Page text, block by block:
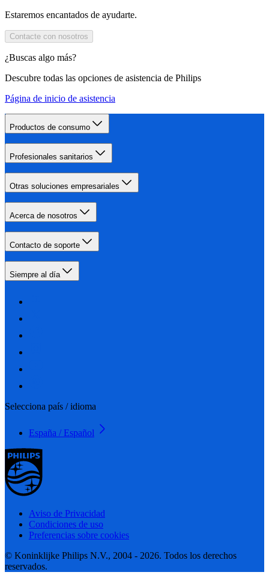
Estaremos encantados de ayudarte.
Contacte con nosotros
¿Buscas algo más?
Descubre todas las opciones de asistencia de Philips
Página de inicio de asistencia
Productos de consumo
Profesionales sanitarios
Otras soluciones empresariales
Acerca de nosotros
Contacto de soporte
Siempre al día
Selecciona país / idioma
España / Español
Aviso de Privacidad
Condiciones de uso
Preferencias sobre cookies
© Koninklijke Philips N.V., 2004 - 2026. Todos los derechos
reservados.